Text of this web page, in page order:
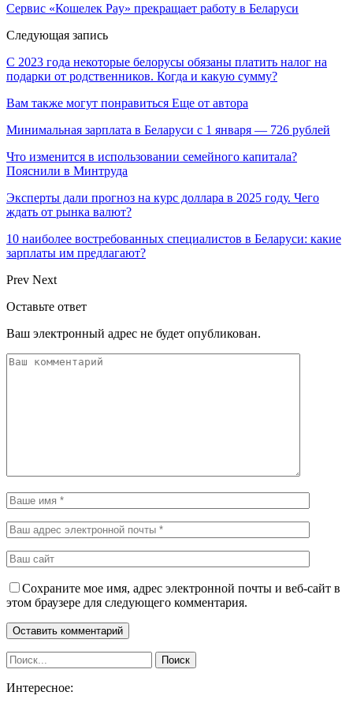
Сервис «Кошелек Pay» прекращает работу в Беларуси
Следующая запись
С 2023 года некоторые белорусы обязаны платить налог на
подарки от родственников. Когда и какую сумму?
Вам также могут понравиться Еще от автора
Минимальная зарплата в Беларуси с 1 января — 726 рублей
Что изменится в использовании семейного капитала?
Пояснили в Минтруда
Эксперты дали прогноз на курс доллара в 2025 году. Чего
ждать от рынка валют?
10 наиболее востребованных специалистов в Беларуси: какие
зарплаты им предлагают?
Prev Next
Оставьте ответ
Ваш электронный адрес не будет опубликован.
Сохраните мое имя, адрес электронной почты и веб-сайт в
этом браузере для следующего комментария.
Интересное: